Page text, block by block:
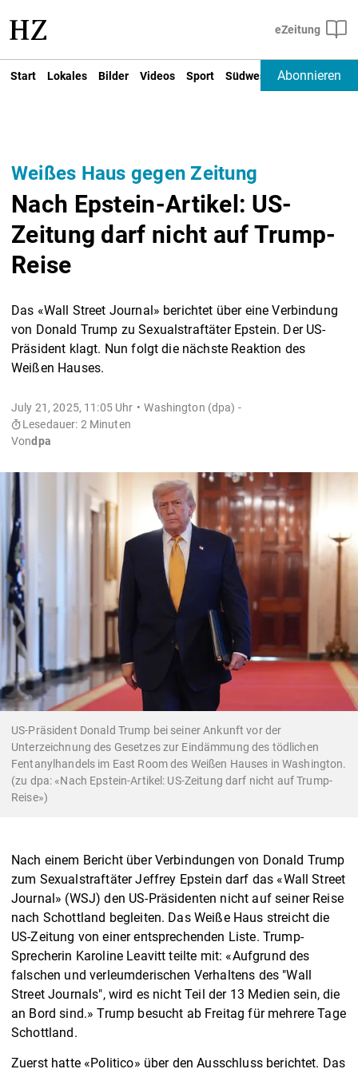
Start Lokales Bilder Videos Sport Südwest Deutschland
Abonnieren
Weißes Haus gegen Zeitung
Nach Epstein-Artikel: US-
Zeitung darf nicht auf Trump-
Reise
Das «Wall Street Journal» berichtet über eine Verbindung
von Donald Trump zu Sexualstraftäter Epstein. Der US-
Präsident klagt. Nun folgt die nächste Reaktion des
Weißen Hauses.
July 21, 2025, 11:05 Uhr
Washington (dpa) -
Lesedauer: 2 Minuten
Vondpa
US-Präsident Donald Trump bei seiner Ankunft vor der
Unterzeichnung des Gesetzes zur Eindämmung des tödlichen
Fentanylhandels im East Room des Weißen Hauses in Washington.
(zu dpa: «Nach Epstein-Artikel: US-Zeitung darf nicht auf Trump-
Reise»)
Nach einem Bericht über Verbindungen von Donald Trump
zum Sexualstraftäter Jeffrey Epstein darf das «Wall Street
Journal» (WSJ) den US-Präsidenten nicht auf seiner Reise
nach Schottland begleiten. Das Weiße Haus streicht die
US-Zeitung von einer entsprechenden Liste. Trump-
Sprecherin Karoline Leavitt teilte mit: «Aufgrund des
falschen und verleumderischen Verhaltens des "Wall
Street Journals", wird es nicht Teil der 13 Medien sein, die
an Bord sind.» Trump besucht ab Freitag für mehrere Tage
Schottland.
Zuerst hatte «Politico» über den Ausschluss berichtet. Das